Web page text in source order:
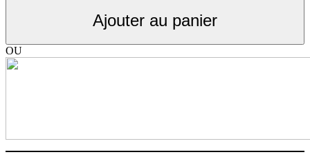
au
lithium
Ajouter au panier
OU